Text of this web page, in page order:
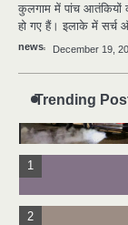
कुलगाम में पांच आतंकियों
हो गए हैं। इलाके में सर्च
news December 19,
Trending
4
5
1
2